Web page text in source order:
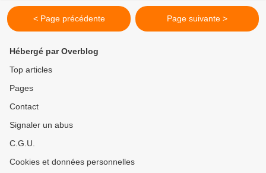
< Page précédente Page suivante >
Hébergé par Overblog
Top articles
Pages
Contact
Signaler un abus
C.G.U.
Cookies et données personnelles